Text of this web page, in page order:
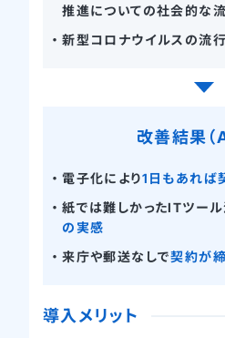
推進についての社会的な
新型コロナウイルスの流
改善結果（
電子化により1日もあれば
紙では難しかったITツー
の実感
来庁や郵送なしで契約が
導入メリット